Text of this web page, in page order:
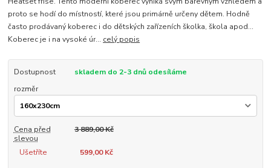
proto se hodí do místností, které jsou primárně určeny dětem. Hodně
často prodávaný koberec i do dětských zařízeních školka, škola apod...
Koberec je i na vysoké úr... celý popis
Dostupnost
skladem do 2-3 dnů odesíláme
rozměr
Cena před
slevou
3 889,00 Kč
Ušetříte 599,00 Kč